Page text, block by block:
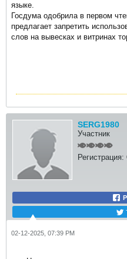
языке.
Госдума одобрила в первом
предлагает запретить
слов на вывесках и витринах
SERG1980
Участник
Регистрация:
02-12-2025, 07:39 PM